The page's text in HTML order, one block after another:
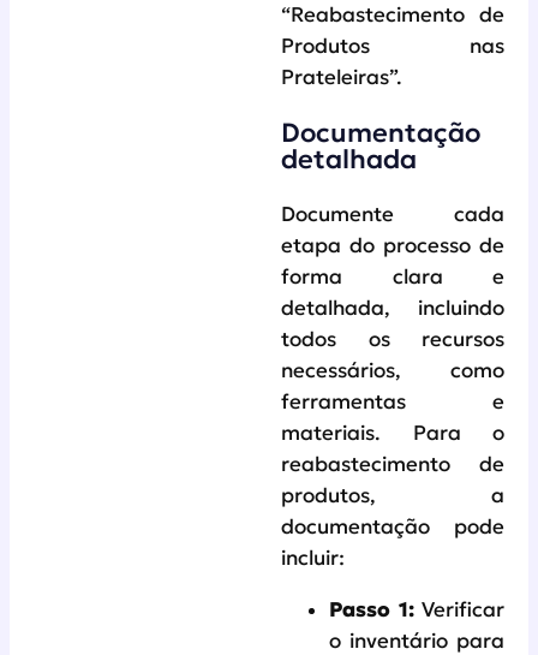
“Reabastecimento de
Produtos nas
Prateleiras”.
Documentação
detalhada
Documente cada
etapa do processo de
forma clara e
detalhada, incluindo
todos os recursos
necessários, como
ferramentas e
materiais. Para o
reabastecimento de
produtos, a
documentação pode
incluir:
Passo 1:Verificar
o inventário para